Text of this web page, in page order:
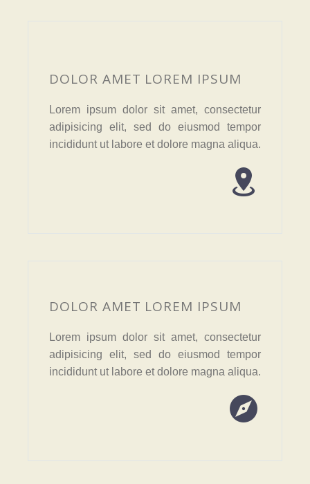
DOLOR AMET LOREM IPSUM
Lorem ipsum dolor sit amet, consectetur
adipisicing elit, sed do eiusmod tempor
incididunt ut labore et dolore magna aliqua.


DOLOR AMET LOREM IPSUM
Lorem ipsum dolor sit amet, consectetur
adipisicing elit, sed do eiusmod tempor
incididunt ut labore et dolore magna aliqua.

